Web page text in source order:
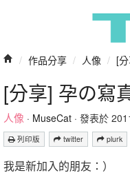
/ 作品分享 / 人像 / [
[分享] 孕の寫
人像 · MuseCat · 發表於
列印版 twitter plurk
我是新加入的朋友：）